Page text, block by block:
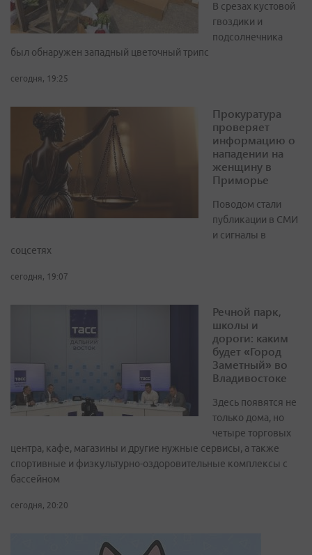
В срезах кустовой
гвоздики и
подсолнечника
был обнаружен западный цветочный трипс
сегодня, 19:25
Прокуратура
проверяет
информацию о
нападении на
женщину в
Приморье
Поводом стали
публикации в СМИ
и сигналы в
соцсетях
сегодня, 19:07
Речной парк,
школы и
дороги: каким
будет «Город
Заметный» во
Владивостоке
Здесь появятся не
только дома, но
четыре торговых
центра, кафе, магазины и другие нужные сервисы, а также
спортивные и физкультурно-оздоровительные комплексы с
бассейном
сегодня, 20:20